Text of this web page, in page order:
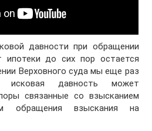
давности при обращении
ипотеки до сих пор остается
Верховного суда мы еще раз
исковая давность может
связанные со взысканием
обращения взыскания на